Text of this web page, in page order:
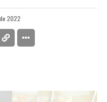
2022